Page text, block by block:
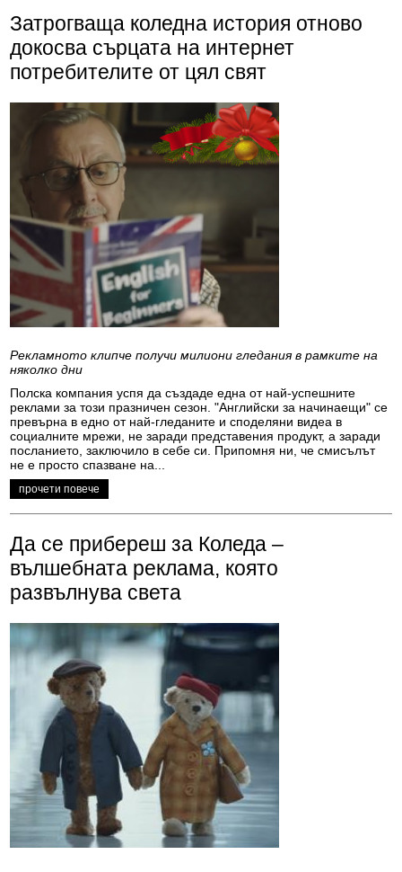
Затрогващa коледна история отново
докосва сърцата на интернет
потребителите от цял свят
Рекламното клипче получи милиони гледания в рамките на
няколко дни
Полска компания успя да създаде една от най-успешните
реклами за този празничен сезон. "Английски за начинаещи" се
превърна в едно от най-гледаните и споделяни видеа в
социалните мрежи, не заради представения продукт, а заради
посланието, заключило в себе си. Припомня ни, че смисълът
не е просто спазване на...
прочети повече
Да се прибереш за Коледа –
вълшебната реклама, която
развълнува света